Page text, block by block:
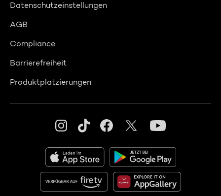
Datenschutzeinstellungen
AGB
Compliance
Barrierefreiheit
Produktplatzierungen